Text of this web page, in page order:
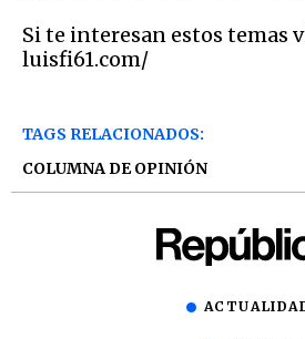
Si te interesan estos temas
luisfi61.com/
TAGS RELACIONADOS:
COLUMNA DE OPINIÓN